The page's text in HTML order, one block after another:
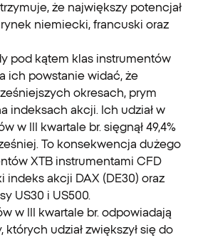
że największy potencjał
niemiecki, francuski oraz
pod kątem klas instrumentów
ich powstanie widać, że
okresach, prym
indeksach akcji. Ich udział w
w III kwartale br. sięgnął 49,4%
To konsekwencja dużego
XTB instrumentami CFD
akcji DAX (DE30) oraz
US30 i US500.
w III kwartale br. odpowiadają
których udział zwiększył się do